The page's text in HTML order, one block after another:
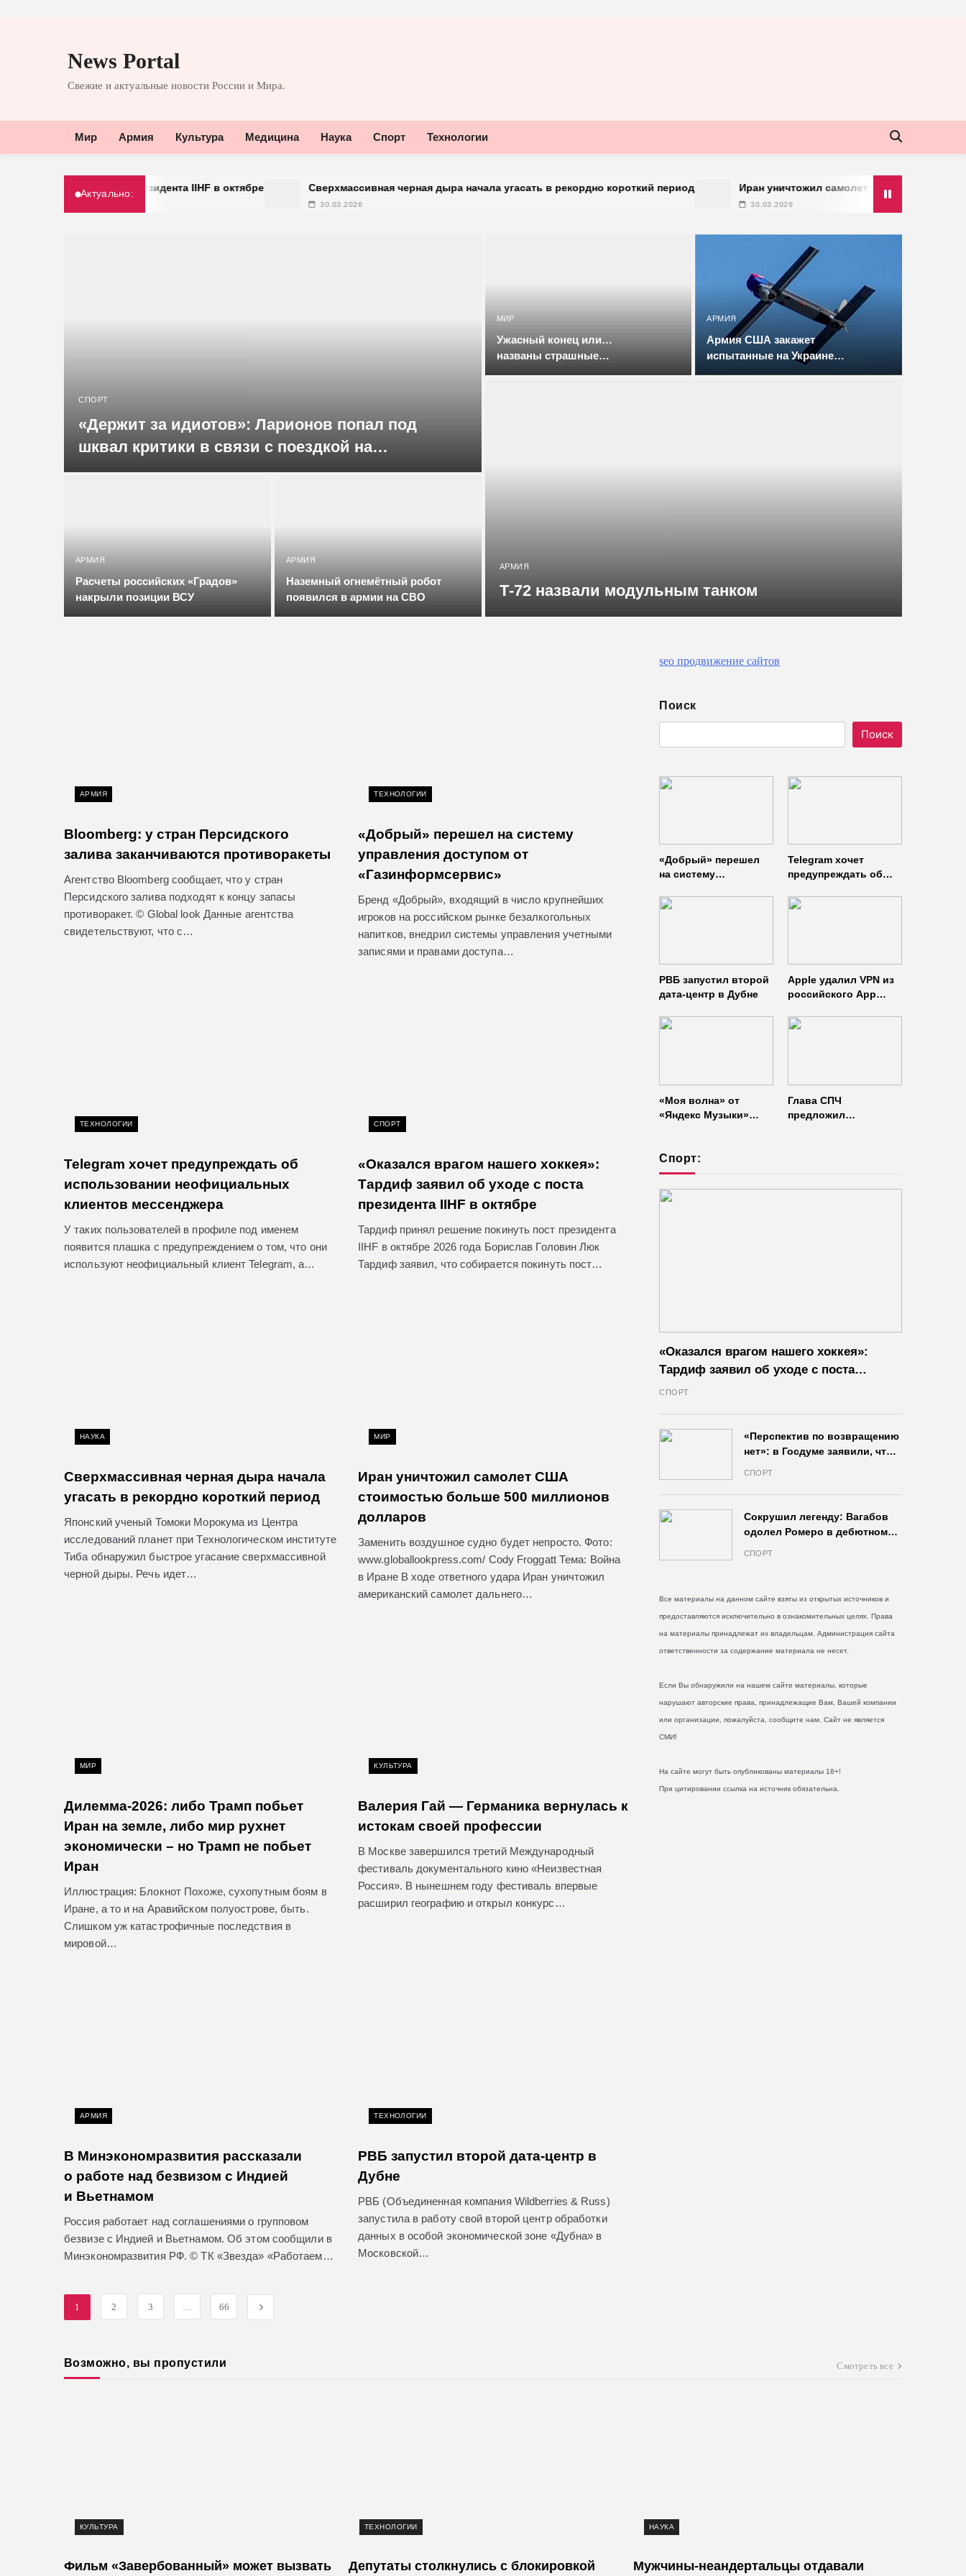
News Portal
Свежие и актуальные новости России и Мира.
Мир Армия Культура Медицина Наука Спорт Технологии
Актуально:
с поста президента IIHF в октябре Сверхмассивная черная дыра начала угасать в рекордно короткий период Иран уничтожил самолет США стоимостью больше
СПОРТ
«Держит за идиотов»: Ларионов попал под
шквал критики в связи с поездкой на
финал хоккейного турнира Олимпиады
АРМИЯ
Расчеты российских «Градов»
накрыли позиции ВСУ
АРМИЯ
Наземный огнемётный робот
появился в армии на СВО
МИР
Ужасный конец или…
названы страшные
АРМИЯ
Армия США закажет
испытанные на Украине
АРМИЯ
Т-72 назвали модульным танком
АРМИЯ
Bloomberg: у стран Персидского
залива заканчиваются противоракеты
Агентство Bloomberg сообщает, что у стран
Персидского залива подходят к концу запасы
противоракет. © Global look Данные агентства
свидетельствуют, что с…
ТЕХНОЛОГИИ
«Добрый» перешел на систему
управления доступом от
«Газинформсервис»
Бренд «Добрый», входящий в число крупнейших
игроков на российском рынке безалкогольных
напитков, внедрил системы управления учетными
записями и правами доступа…
ТЕХНОЛОГИИ
Telegram хочет предупреждать об
использовании неофициальных
клиентов мессенджера
У таких пользователей в профиле под именем
появится плашка с предупреждением о том, что они
используют неофициальный клиент Telegram, а…
СПОРТ
«Оказался врагом нашего хоккея»:
Тардиф заявил об уходе с поста
президента IIHF в октябре
Тардиф принял решение покинуть пост президента
IIHF в октябре 2026 года Борислав Головин Люк
Тардиф заявил, что собирается покинуть пост…
НАУКА
Сверхмассивная черная дыра начала
угасать в рекордно короткий период
Японский ученый Томоки Морокума из Центра
исследований планет при Технологическом институте
Тиба обнаружил быстрое угасание сверхмассивной
черной дыры. Речь идет…
МИР
Иран уничтожил самолет США
стоимостью больше 500 миллионов
долларов
Заменить воздушное судно будет непросто. Фото:
www.globallookpress.com/ Cody Froggatt Тема: Война
в Иране В ходе ответного удара Иран уничтожил
американский самолет дальнего…
МИР
Дилемма-2026: либо Трамп побьет
Иран на земле, либо мир рухнет
экономически – но Трамп не побьет
Иран
Иллюстрация: Блокнот Похоже, сухопутным боям в
Иране, а то и на Аравийском полуострове, быть.
Слишком уж катастрофичные последствия в
мировой…
КУЛЬТУРА
Валерия Гай — Германика вернулась к
истокам своей профессии
В Москве завершился третий Международный
фестиваль документального кино «Неизвестная
Россия». В нынешнем году фестиваль впервые
расширил географию и открыл конкурс…
АРМИЯ
В Минэкономразвития рассказали
о работе над безвизом с Индией
и Вьетнамом
Россия работает над соглашениями о групповом
безвизе с Индией и Вьетнамом. Об этом сообщили в
Минэкономразвития РФ. © ТК «Звезда» «Работаем…
ТЕХНОЛОГИИ
РВБ запустил второй дата-центр в
Дубне
РВБ (Объединенная компания Wildberries & Russ)
запустила в работу свой второй центр обработки
данных в особой экономической зоне «Дубна» в
Московской…
1 2 3 66
seo продвижение сайтов
Поиск
Поиск
«Добрый» перешел
на систему
от
Telegram хочет
предупреждать об
неофициальных
РВБ запустил второй
дата-центр в Дубне
Apple удалил VPN из
российского App
«Моя волна» от
«Яндекс Музыки»
Глава СПЧ
предложил
Спорт:
«Оказался врагом нашего хоккея»:
Тардиф заявил об уходе с поста
президента IIHF в октябре
СПОРТ
«Перспектив по возвращению
нет»: в Госдуме заявили, что
СПОРТ
Сокрушил легенду: Вагабов
одолел Ромеро в дебютном
СПОРТ
Все материалы на данном сайте взяты из открытых источников и
предоставляются исключительно в ознакомительных целях. Права
на материалы принадлежат их владельцам. Администрация сайта
ответственности за содержание материала не несет.
Если Вы обнаружили на нашем сайте материалы, которые
нарушают авторские права, принадлежащие Вам, Вашей компании
или организации, пожалуйста, сообщите нам. Сайт не является
СМИ!
На сайте могут быть опубликованы материалы 18+!
При цитировании ссылка на источник обязательна.
Смотреть все
Возможно, вы пропустили
КУЛЬТУРА
Фильм «Завербованный» может вызвать
ТЕХНОЛОГИИ
Депутаты столкнулись с блокировкой
НАУКА
Мужчины-неандертальцы отдавали